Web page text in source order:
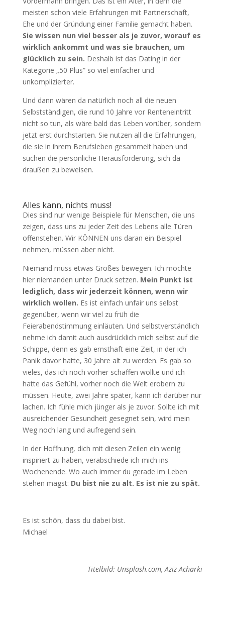
meisten schon viele Erfahrungen mit Partnerschaft,
Ehe und der Gründung einer Familie gemacht haben.
Sie wissen nun viel besser als je zuvor, worauf es
wirklich ankommt und was sie brauchen, um
glücklich zu sein. Deshalb ist das Dating in der
Kategorie „50 Plus“ so viel einfacher und
unkomplizierter.
Und dann wären da natürlich noch all die neuen
Selbstständigen, die rund 10 Jahre vor Renteneintritt
nicht so tun, als wäre bald das Leben vorüber, sondern
jetzt erst durchstarten. Sie nutzen all die Erfahrungen,
die sie in ihrem Berufsleben gesammelt haben und
suchen die persönliche Herausforderung, sich da
draußen zu beweisen.
Alles kann, nichts muss!
Dies sind nur wenige Beispiele für Menschen, die uns
zeigen, dass uns zu jeder Zeit des Lebens alle Türen
offenstehen. Wir KÖNNEN uns daran ein Beispiel
nehmen, müssen aber nicht.
Niemand muss etwas Großes bewegen. Ich möchte
hier niemanden unter Druck setzen. Mein Punkt ist
lediglich, dass wir jederzeit können, wenn wir
wirklich wollen. Es ist einfach unfair uns selbst
gegenüber, wenn wir viel zu früh die
Feierabendstimmung einläuten. Und selbstverständlich
nehme ich damit auch ausdrücklich mich selbst auf die
Schippe, denn es gab ernsthaft eine Zeit, in der ich
Panik davor hatte, 30 Jahre alt zu werden. Es gab so
vieles, das ich noch vorher schaffen wollte und ich
hatte das Gefühl, vorher noch die Welt erobern zu
müssen. Heute, zwei Jahre später, kann ich darüber nur
lachen. Ich fühle mich jünger als je zuvor. Sollte ich mit
ausreichender Gesundheit gesegnet sein, wird mein
Weg noch lang und aufregend sein.
In der Hoffnung, dich mit diesen Zeilen ein wenig
inspiriert zu haben, verabschiede ich mich ins
Wochenende. Wo auch immer du gerade im Leben
stehen magst: Du bist nie zu alt. Es ist nie zu spät.
Es ist schön, dass du dabei bist.
Michael
Titelbild: Unsplash.com, Aziz Acharki